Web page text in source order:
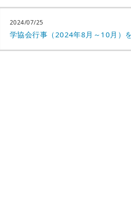
2024/07/25
学協会行事（2024年8月～10月）